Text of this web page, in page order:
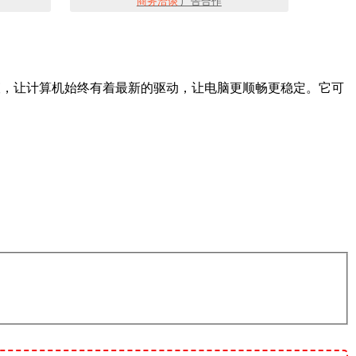
让计算机始终有着最新的驱动，让电脑更顺畅更稳定。它可